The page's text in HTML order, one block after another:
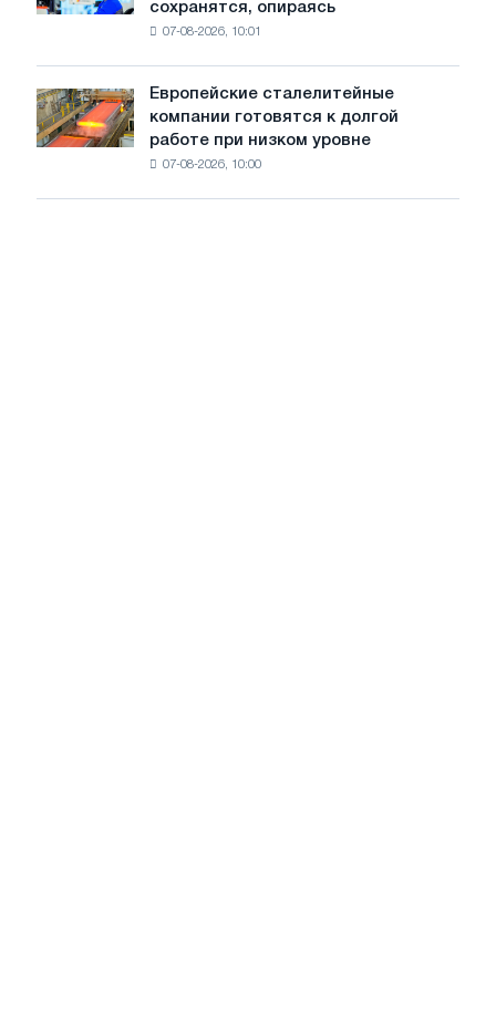
стран
что
рынке
стали
на
сохранятся, опираясь
07-08-2026, 10:01
Европейские
сталелитейные
компании
Европейские сталелитейные
компании готовятся к долгой
работе при низком уровне
07-08-2026, 10:00